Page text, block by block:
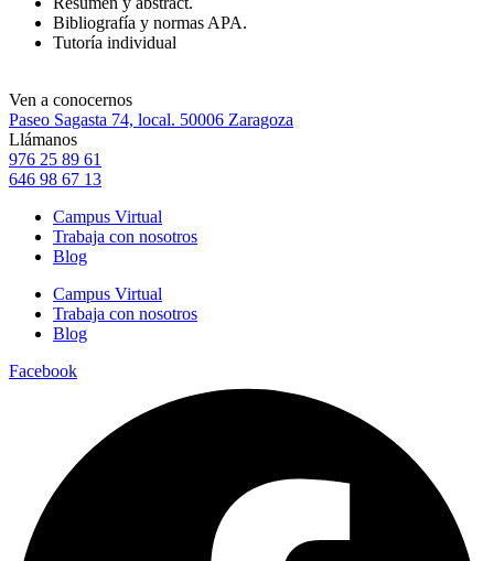
Bibliografía y normas APA.
Tutoría individual
Ven a conocernos
Paseo Sagasta 74, local. 50006 Zaragoza
Llámanos
976 25 89 61
646 98 67 13
Campus Virtual
Trabaja con nosotros
Blog
Campus Virtual
Trabaja con nosotros
Blog
Facebook